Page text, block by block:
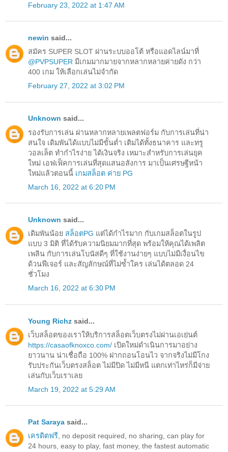
February 23, 2022 at 1:47 AM
newin said...
สมัคร SUPER SLOT ผ่านระบบออโต้ หรือแอดไลน์มาที่
@PVPSUPER มีเกมมากมายจากหลากหลายค่ายดัง กว่า
400 เกม ให้เลือกเล่นไม่จำกัด
February 27, 2022 at 3:02 PM
Unknown said...
รองรับการเล่น ผ่านหลากหลายเพลตฟอร์ม กับการเล่นที่น่า
สนใจ เดิมพันได้แบบไม่มีขั้นต่ำ เติมได้ทั้งธนาคาร และทรู
วอลเล็ต ทำกำไรง่าย ได้เงินจริง เหมาะสำหรับการเล่นยุค
ใหม่ เอฟเฟ็คการเล่นที่สุดแสนอลังการ มาเป็นเศรษฐีหน้า
ใหม่แล้วตอนนี้ เกมสล็อต ค่าย PG
March 16, 2022 at 6:20 PM
Unknown said...
เดิมพันน้อย สล็อตPG แต่ได้กำไรมาก กับเกมสล็อตในรูป
แบบ 3 มิติ ที่ได้รับความนิยมมากที่สุด พร้อมให้คุณได้เพลิต
เพลิน กับการเล่นโบนัสดีๆ ที่ใช้งานง่ายๆ แบบไม่มีเงื่อนไข
ด้วนฟีเจอร์ และสัญลักษณ์ที่ไม่ซ้ำใคร เล่นได้ตลอด 24
ชั่วโมง
March 16, 2022 at 6:30 PM
Young Richz said...
เว็บสล็อตของเราให้บริการสล็อตเว็บตรงไม่ผ่านเอเย่นต์
https://casaofknoxco.com/ เปิดใหม่ดำเนินการมาอย่าง
ยาวนาน น่าเชื่อถือ 100% ฝากถอนโอนไว จากจริงไม่มีโกง
รับประกันเว็บตรงสล็อต ไม่มีปิด ไม่มีหนี แตกเท่าไหร่ก็มีจ่าย
เล่นกับเว็บเราเลย
March 19, 2022 at 5:29 AM
Pat Saraya said...
เครดิตฟรี, no deposit required, no sharing, can play for
24 hours, easy to play, fast money, the fastest automatic